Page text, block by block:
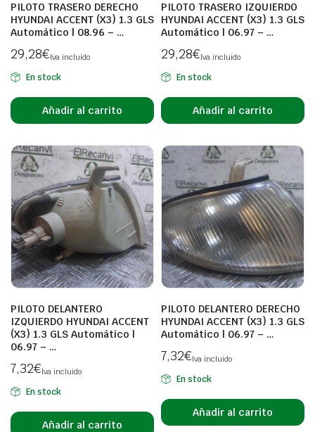
PILOTO TRASERO DERECHO
HYUNDAI ACCENT (X3) 1.3 GLS
Automático | 08.96 – …
29,28€Iva incluido
En stock
Añadir al carrito
PILOTO TRASERO IZQUIERDO
HYUNDAI ACCENT (X3) 1.3 GLS
Automático | 06.97 – …
29,28€Iva incluido
En stock
Añadir al carrito
PILOTO DELANTERO
IZQUIERDO HYUNDAI ACCENT
(X3) 1.3 GLS Automático |
06.97 – …
7,32€Iva incluido
En stock
Añadir al carrito
PILOTO DELANTERO DERECHO
HYUNDAI ACCENT (X3) 1.3 GLS
Automático | 06.97 – …
7,32€Iva incluido
En stock
Añadir al carrito